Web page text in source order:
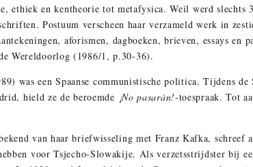
ethiek en kentheorie tot metafysica. Weil werd slechts
Postuum verscheen haar verzameld werk in
aforismen, dagboeken, brieven, essays en
Wereldoorlog (1986/1, p.30-36).
was een Spaanse communistische politica. Tijdens
hield ze de beroemde ¡No pasarán!-toespraak. Tot
van haar briefwisseling met Franz Kafka, schreef
voor Tsjecho-Slowakije. Als verzetsstrijdster bij